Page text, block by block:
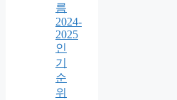
름
2024-
2025
인
기
순
위